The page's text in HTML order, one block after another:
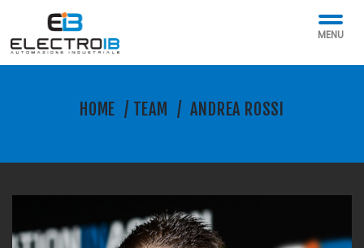
MENU
HOME / TEAM / ANDREA ROSSI